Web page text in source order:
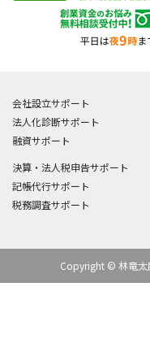
会社設立サポート
法人化診断サポート
融資サポート
決算・法人税申告サポート
記帳代行サポート
税務調査サポート
Copyright © 林竜太